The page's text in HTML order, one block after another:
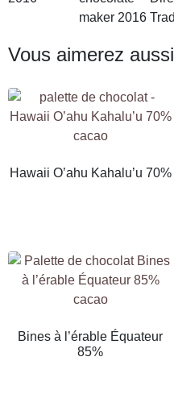
Vous aimerez aussi
Hawaii O’ahu Kahalu’u 70%
Bines à l’érable Équateur
85%